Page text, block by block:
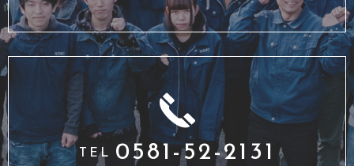
TEL 0581-52-2131